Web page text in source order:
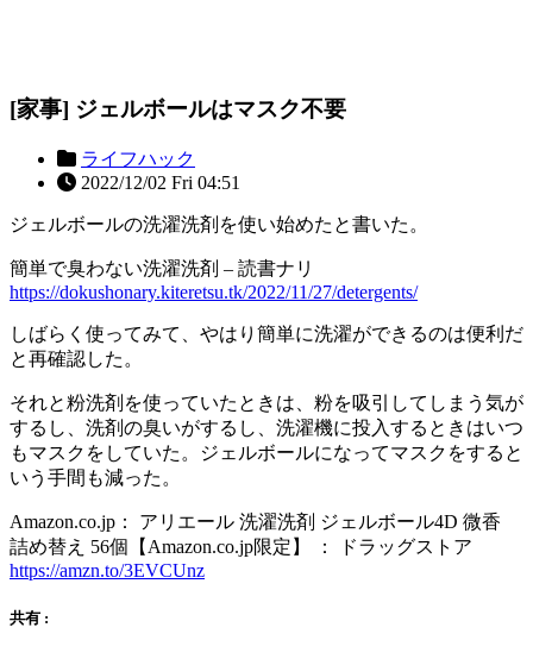
[家事] ジェルボールはマスク不要
ライフハック
2022/12/02 Fri 04:51
ジェルボールの洗濯洗剤を使い始めたと書いた。
簡単で臭わない洗濯洗剤 – 読書ナリ
https://dokushonary.kiteretsu.tk/2022/11/27/detergents/
しばらく使ってみて、やはり簡単に洗濯ができるのは便利だ
と再確認した。
それと粉洗剤を使っていたときは、粉を吸引してしまう気が
するし、洗剤の臭いがするし、洗濯機に投入するときはいつ
もマスクをしていた。ジェルボールになってマスクをすると
いう手間も減った。
Amazon.co.jp： アリエール 洗濯洗剤 ジェルボール4D 微香
詰め替え 56個【Amazon.co.jp限定】 ： ドラッグストア
https://amzn.to/3EVCUnz
共有 :